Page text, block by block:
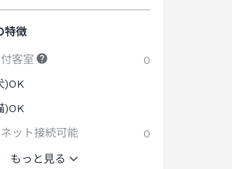
特徴
客室
0
)OK
)OK
ット接続可能
0
もっと見る